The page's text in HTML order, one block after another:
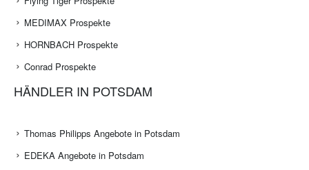
MEDIMAX Prospekte
HORNBACH Prospekte
Conrad Prospekte
HÄNDLER IN POTSDAM
Thomas Philipps Angebote in Potsdam
EDEKA Angebote in Potsdam